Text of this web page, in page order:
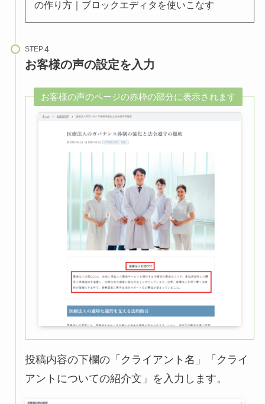
の作り方｜ブロックエディタを使いこなす
STEP
お客様の声の設定を入力
お客様の声のページの赤枠の部分に表示されます
投稿内容の下欄の「クライアント名」「クライ
アントについての紹介文」を入力します。